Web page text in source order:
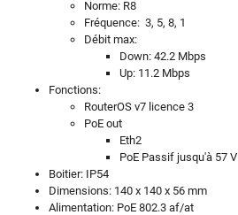
Norme: R8
Fréquence: 3, 5, 8, 1
Débit max:
Down: 42.2 Mbps
Up: 11.2 Mbps
Fonctions:
RouterOS v7 licence 3
PoE out
Eth2
PoE Passif jusqu'à 57 V
Boitier: IP54
Dimensions: 140 x 140 x 56 mm
Alimentation: PoE 802.3 af/at